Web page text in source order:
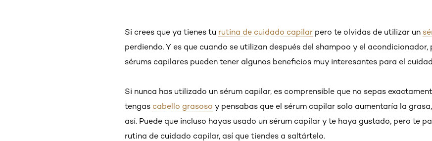
Si crees que ya tienes tu rutina de cuidado capilar pero te olvidas de utilizar un
perdiendo. Y es que cuando se utilizan después del shampoo y el
sérums capilares pueden tener algunos beneficios muy interesantes para el
Si nunca has utilizado un sérum capilar, es comprensible que no sepas
tengas cabello grasoso y pensabas que el sérum capilar solo aumentaría la
así. Puede que incluso hayas usado un sérum capilar y te haya gustado, pero te
rutina de cuidado capilar, así que tiendes a saltártelo.